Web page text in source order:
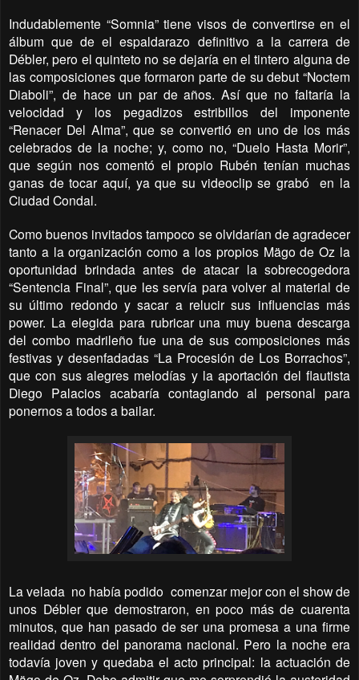
Indudablemente “Somnia” tiene visos de convertirse en el
álbum que de el espaldarazo definitivo a la carrera de
Débler, pero el quinteto no se dejaría en el tintero alguna de
las composiciones que formaron parte de su debut “Noctem
Diaboli”, de hace un par de años. Así que no faltaría la
velocidad y los pegadizos estribillos del imponente
“Renacer Del Alma”, que se convertió en uno de los más
celebrados de la noche; y, como no, “Duelo Hasta Morir”,
que según nos comentó el propio Rubén tenían muchas
ganas de tocar aquí, ya que su videoclip se grabó
en la
Ciudad Condal.
Como buenos invitados tampoco se olvidarían de agradecer
tanto a la organización como a los propios Mägo de Oz la
oportunidad brindada antes de atacar la sobrecogedora
“Sentencia Final”, que les servía para volver al material de
su último redondo y sacar a relucir sus influencias más
power. La elegida para rubricar una muy buena descarga
del combo madrileño fue una de sus composiciones más
festivas y desenfadadas “La Procesión de Los Borrachos”,
que con sus alegres melodías y la aportación del flautista
Diego Palacios acabaría contagiando al personal para
ponernos a todos a bailar.
La velada no había podido comenzar mejor con el show de
unos Débler que demostraron, en poco más de cuarenta
minutos, que han pasado de ser una promesa a una firme
realidad dentro del panorama nacional. Pero la noche era
todavía joven y quedaba el acto principal: la actuación de